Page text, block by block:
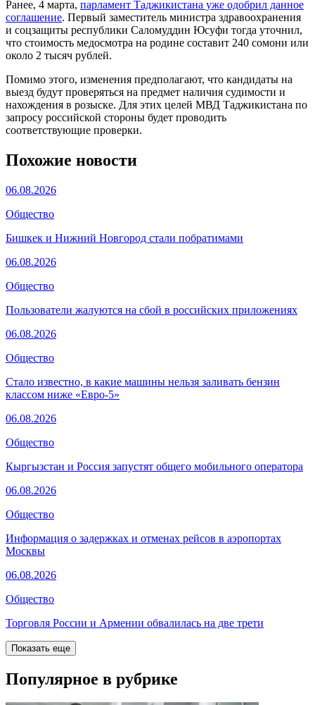
Ранее, 4 марта, парламент Таджикистана уже одобрил данное
соглашение. Первый заместитель министра здравоохранения
и соцзащиты республики Саломуддин Юсуфи тогда уточнил,
что стоимость медосмотра на родине составит 240 сомони или
около 2 тысяч рублей.
Помимо этого, изменения предполагают, что кандидаты на
выезд будут проверяться на предмет наличия судимости и
нахождения в розыске. Для этих целей МВД Таджикистана по
запросу российской стороны будет проводить
соответствующие проверки.
Похожие новости
06.08.2026
Общество
Бишкек и Нижний Новгород стали побратимами
06.08.2026
Общество
Пользователи жалуются на сбой в российских приложениях
06.08.2026
Общество
Стало известно, в какие машины нельзя заливать бензин
классом ниже «Евро-5»
06.08.2026
Общество
Кыргызстан и Россия запустят общего мобильного оператора
06.08.2026
Общество
Информация о задержках и отменах рейсов в аэропортах
Москвы
06.08.2026
Общество
Торговля России и Армении обвалилась на две трети
Показать еще
Популярное в рубрике